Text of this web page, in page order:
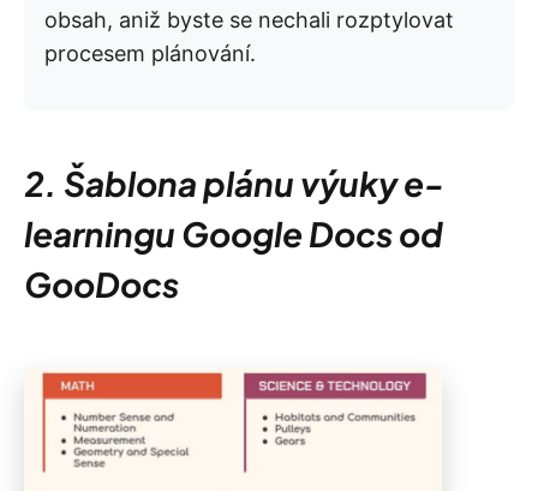
obsah, aniž byste se nechali rozptylovat
procesem plánování.
2. Šablona plánu výuky e-
learningu Google Docs od
GooDocs